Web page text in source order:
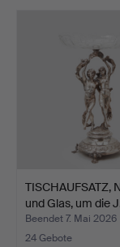
TISCHAUFSATZ,
und Glas, um die
Beendet 7. Mai 2026
24 Gebote